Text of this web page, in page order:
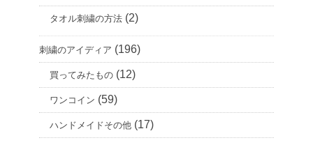
タオル刺繍の方法 (2)
刺繍のアイディア (196)
買ってみたもの (12)
ワンコイン (59)
ハンドメイドその他 (17)